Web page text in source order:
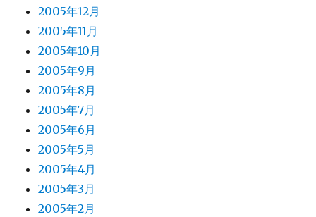
2005年12月
2005年11月
2005年10月
2005年9月
2005年8月
2005年7月
2005年6月
2005年5月
2005年4月
2005年3月
2005年2月